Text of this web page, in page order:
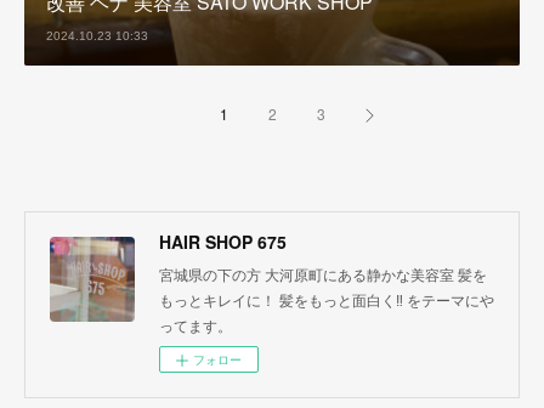
2024.10.23 10:33
1 2 3
HAIR SHOP 675
宮城県の下の方 大河原町にある静かな美容室 髪を
もっとキレイに！ 髪をもっと面白く‼︎ をテーマにや
ってます。
フォロー